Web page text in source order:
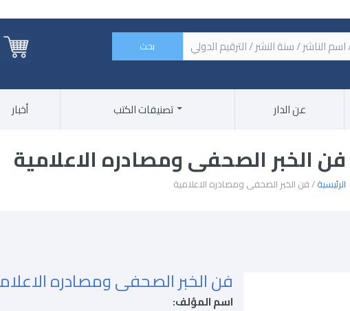
‏اسم الكتاب / اسم الناشر / سنة النشر / الترقيم الدولي ‏
أخبار تصنيفات الكتب عن الدار
فن الخبر الصحفى ومصادره الاعلامية
الرئيسية/ فن الخبر الصحفى ومصادره الاعلامية
فن الخبر الصحفى ومصادره
اسم المؤلف: